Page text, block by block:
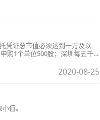
凭证总市值必须达到一万及以
购1个单位500股；深圳每五千
2020-08-25
值。